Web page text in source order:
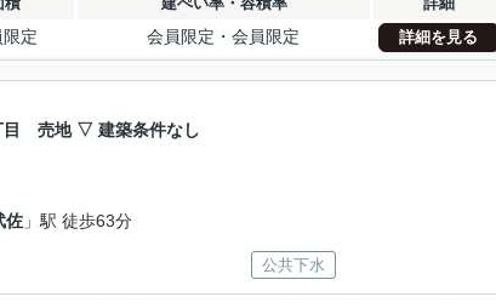
定 会員限定 ・ 会員限定 詳細を見る
目 売地 ▽ 建築条件なし
佐 」駅 徒歩63分
公共下水